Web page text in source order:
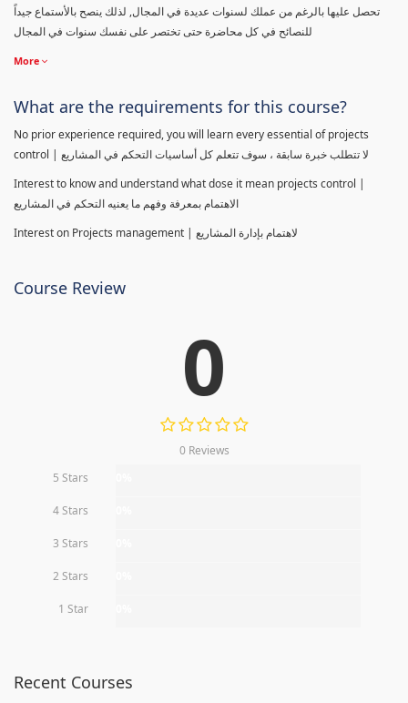
تحصل عليها بالرغم من عملك لسنوات عديدة في المجال, لذلك ينصح بالأستماع جيداً
للنصائح في كل محاضرة حتى تختصر على نفسك سنوات في المجال
More
What are the requirements for this course?
No prior experience required, you will learn every essential of projects
control | لا تتطلب خبرة سابقة ، سوف تتعلم كل أساسيات التحكم في المشاريع
Interest to know and understand what dose it mean projects control |
الاهتمام بمعرفة وفهم ما يعنيه التحكم في المشاريع
Interest on Projects management | لاهتمام بإدارة المشاريع
Course Review
0
0 Reviews
5 Stars
4 Stars
3 Stars
2 Stars
1 Star
Recent Courses